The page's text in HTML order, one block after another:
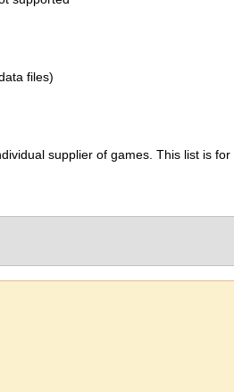
files)
supplier of games. This list is for